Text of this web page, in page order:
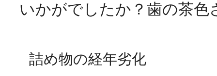
いかがでしたか？歯の茶色
詰め物の経年劣化